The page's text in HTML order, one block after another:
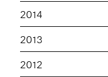
2014
2013
2012